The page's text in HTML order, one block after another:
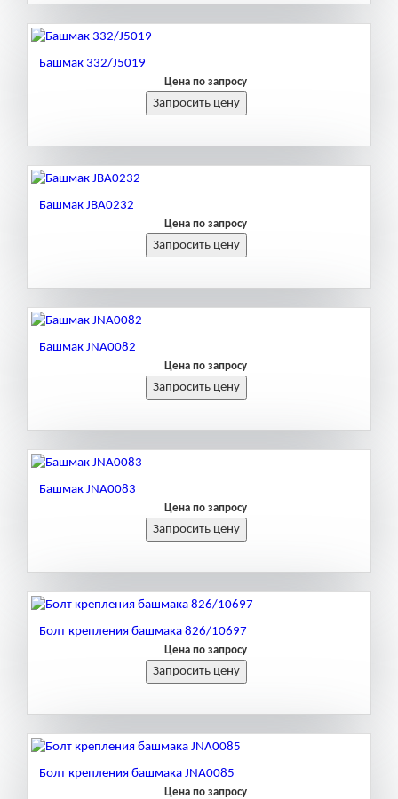
Башмак 332/J5019
Цена по запросу
Башмак JBA0232
Цена по запросу
Башмак JNA0082
Цена по запросу
Башмак JNA0083
Цена по запросу
Болт крепления башмака 826/10697
Цена по запросу
Болт крепления башмака JNA0085
Цена по запросу